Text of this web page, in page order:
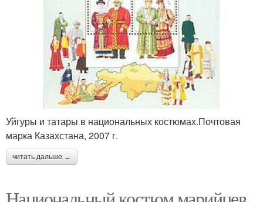
Уйгуры и татары в национальных костюмах.Почтовая
марка Казахстана, 2007 г.
читать дальше →